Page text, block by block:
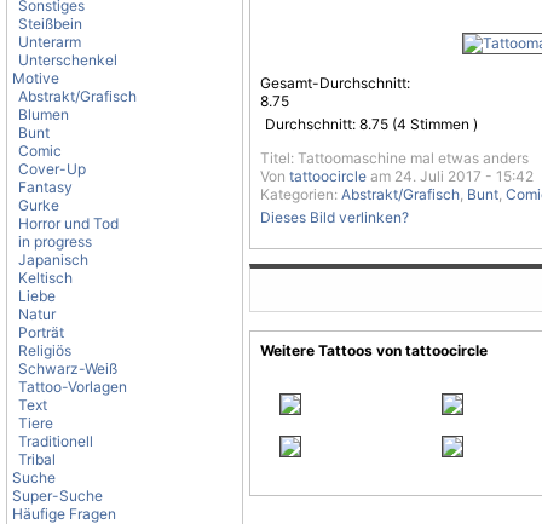
Sonstiges
Steißbein
Unterarm
Unterschenkel
Motive
Abstrakt/Grafisch
Blumen
Bunt
Comic
Cover-Up
Fantasy
Gurke
Horror und Tod
in progress
Japanisch
Keltisch
Liebe
Natur
Porträt
Religiös
Schwarz-Weiß
Tattoo-Vorlagen
Text
Tiere
Traditionell
Tribal
Suche
Super-Suche
Häufige Fragen
Gesamt-Durchschnitt:
8.75
Durchschnitt: 8.75 (4 Stimmen )
Titel: Tattoomaschine mal etwas anders
Von tattoocircle am 24. Juli 2017 - 15:42
Kategorien: Abstrakt/Grafisch, Bunt,
Dieses Bild verlinken?
Weitere Tattoos von tattoocircle